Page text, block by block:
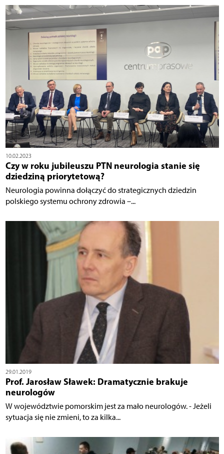
10.02.2023
Czy w roku jubileuszu PTN neurologia stanie się
dziedziną priorytetową?
Neurologia powinna dołączyć do strategicznych dziedzin
polskiego systemu ochrony zdrowia –...
29.01.2019
Prof. Jarosław Sławek: Dramatycznie brakuje
neurologów
W województwie pomorskim jest za mało neurologów. - Jeżeli
sytuacja się nie zmieni, to za kilka...